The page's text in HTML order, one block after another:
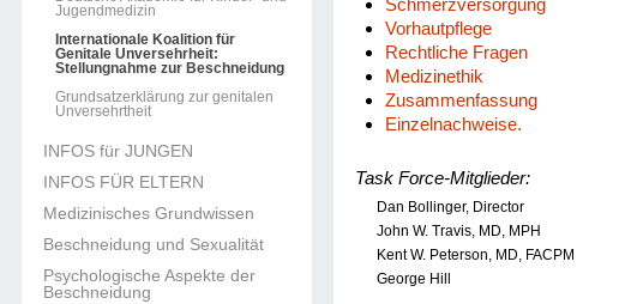
Jugendmedizin
Internationale Koalition für
Genitale Unversehrheit:
Stellungnahme zur Beschneidung
Grundsatzerklärung zur genitalen
Unversehrtheit
INFOS für JUNGEN
INFOS FÜR ELTERN
Medizinisches Grundwissen
Beschneidung und Sexualität
Psychologische Aspekte der
Beschneidung
Vorhautpflege
Rechtliche Fragen
Medizinethik
Zusammenfassung
Einzelnachweise.
Task Force-Mitglieder:
Dan Bollinger, Director
John W. Travis, MD, MPH
Kent W. Peterson, MD, FACPM
George Hill